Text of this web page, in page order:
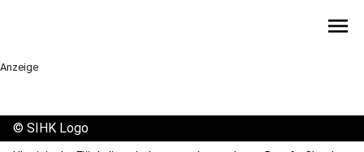
menu
Anzeige
© SIHK Logo